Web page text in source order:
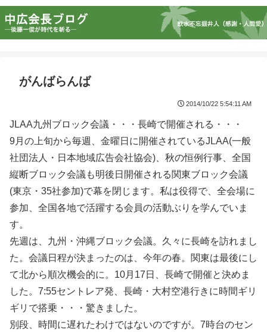
がんばらんば
2014/10/22 5:54:11 AM
JLAA九州ブロック会議・・・長崎で開催される・・・
9月の上旬から毎週、金曜日に開催されているJLAA(一般
社団法人・日本地域広告会社協会)、秋の恒例行事、全国
縦断ブロック会議も明後日開催される関東ブロック会議
(東京・35社参加)で幕を閉じます。私は役得で、全会場に
参加、全国各地で活躍する会員の活動ぶりを学んでいま
す。
先週は、九州・沖縄ブロック会議。久々に長崎を訪れまし
た。会議日程が決まったのは、今年の春。関東は最後にし
て北から順次機会的に。10月17日、長崎で開催と決めま
した。7:55セントレア発、長崎・大村空港行きに時間ギリ
ギリで搭乗・・・驚きました。
別段、時間に遅れたわけではないのですが。7時台のセン